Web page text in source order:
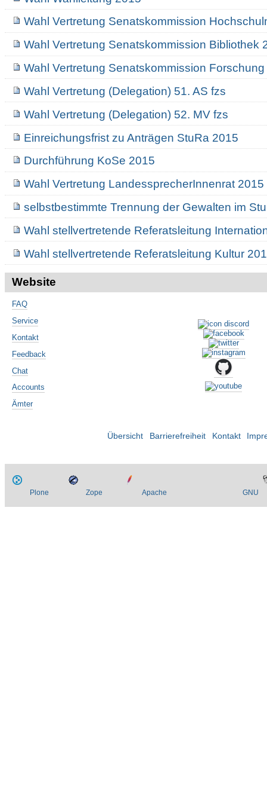
Wahl Vertretung Senatskommission
Wahl Vertretung Senatskommission Bibliothek
Wahl Vertretung Senatskommission
Wahl Vertretung (Delegation) 51. AS fzs
Wahl Vertretung (Delegation) 52. MV fzs
Einreichungsfrist zu Anträgen StuRa 2015
Durchführung KoSe 2015
Wahl Vertretung LandessprecherInnenrat 2015
selbstbestimmte Trennung der Gewalten im
Wahl stellvertretende Referatsleitung
Wahl stellvertretende Referatsleitung Kultur
Website
FAQ
Service
Kontakt
Feedback
Chat
Accounts
Ämter
Übersicht Barrierefreiheit Kontakt
Plone Zope Apache GNU